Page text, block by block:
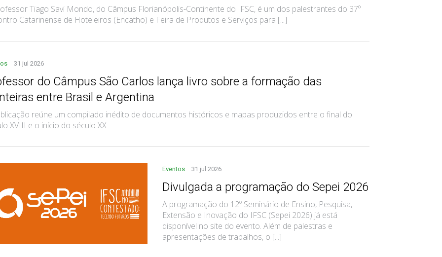
Tiago Savi Mondo, do Câmpus Florianópolis-Continente do IFSC, é um dos palestrantes do 37º
Catarinense de Hoteleiros (Encatho) e Feira de Produtos e Serviços para [...]
31 jul 2026
do Câmpus São Carlos lança livro sobre a formação das
entre Brasil e Argentina
reúne um compilado inédito de documentos históricos e mapas produzidos entre o final do
XVIII e o início do século XX
Eventos 31 jul 2026
Divulgada a programação do Sepei 2026
A programação do 12º Seminário de Ensino, Pesquisa,
Extensão e Inovação do IFSC (Sepei 2026) já está
disponível no site do evento. Além de palestras e
apresentações de trabalhos, o [...]